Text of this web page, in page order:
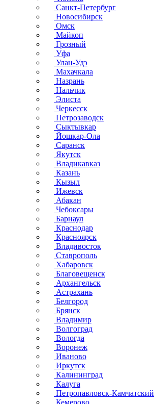
Санкт-Петербург
Новосибирск
Омск
Майкоп
Грозный
Уфа
Улан-Удэ
Махачкала
Назрань
Нальчик
Элиста
Черкесск
Петрозаводск
Сыктывкар
Йошкар-Ола
Саранск
Якутск
Владикавказ
Казань
Кызыл
Ижевск
Абакан
Чебоксары
Барнаул
Краснодар
Красноярск
Владивосток
Ставрополь
Хабаровск
Благовещенск
Архангельск
Астрахань
Белгород
Брянск
Владимир
Волгоград
Вологда
Воронеж
Иваново
Иркутск
Калининград
Калуга
Петропавловск-Камчатский
Кемерово